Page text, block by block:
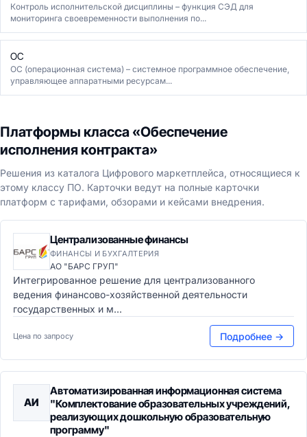
Контроль исполнительской дисциплины – функция СЭД для
мониторинга своевременности выполнения по...
ОС
ОС (операционная система) – системное программное обеспечение,
управляющее аппаратными ресурсам...
Платформы класса «Обеспечение
исполнения контракта»
Решения из каталога Цифрового маркетплейса, относящиеся к
этому классу ПО. Карточки ведут на полные карточки
платформ с тарифами, обзорами и кейсами внедрения.
Централизованные финансы
ФИНАНСЫ И БУХГАЛТЕРИЯ
АО "БАРС ГРУП"
Интегрированное решение для централизованного
ведения финансово-хозяйственной деятельности
государственных и м...
Цена по запросу Подробнее →
АИ
Автоматизированная информационная система
"Комплектование образовательных учреждений,
реализующих дошкольную образовательную
программу"